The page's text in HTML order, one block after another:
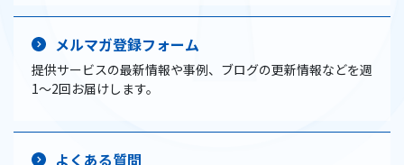
メルマガ登録フォーム
提供サービスの最新情報や事例、ブログの更新情報などを週
1〜2回お届けします。
よくある質問